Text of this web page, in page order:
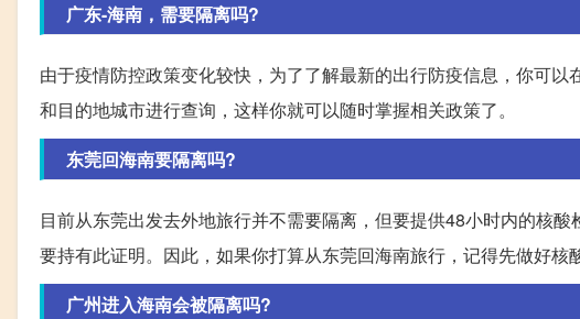
广东-海南，需要隔离吗?
由于疫情防控政策变化较快，为了了解最新的出行防疫信息，你可
和目的地城市进行查询，这样你就可以随时掌握相关政策了。
东莞回海南要隔离吗?
目前从东莞出发去外地旅行并不需要隔离，但要提供48小时内的核
要持有此证明。因此，如果你打算从东莞回海南旅行，记得先做好核
广州进入海南会被隔离吗?